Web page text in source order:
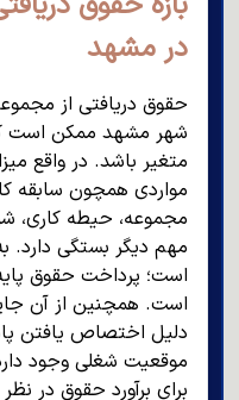
در مشهد
حقوق دریافتی از
متغیر باشد. در واقع
مواردی همچون سابقه
مجموعه، حیطه کاری،
مهم دیگر بستگی
است؛ پرداخت حقوق
است. همچنین از آن
دلیل اختصاص یافتن
موقعیت شغلی وجود
برای برآورد حقوق در نظر